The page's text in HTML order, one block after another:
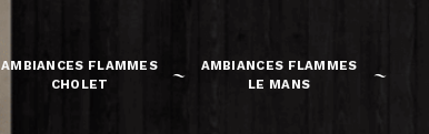
AMBIANCES FLAMMES
CHOLET
AMBIANCES FLAMMES
LE MANS